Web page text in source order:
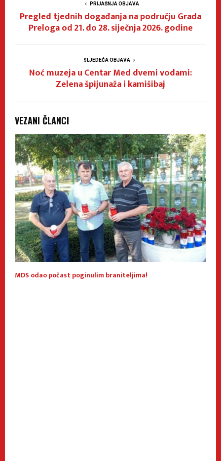
PRIJAŠNJA OBJAVA
Pregled tjednih događanja na području Grada
Preloga od 21. do 28. siječnja 2026. godine
SLJEDEĆA OBJAVA
Noć muzeja u Centar Med dvemi vodami:
Zelena špijunaža i kamišibaj
VEZANI ČLANCI
MDS odao počast poginulim braniteljima!